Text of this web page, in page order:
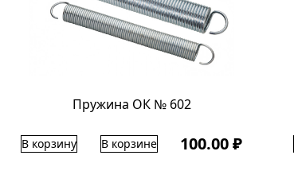
Пружина ОК № 602
В корзину В корзине 100.00 ₽